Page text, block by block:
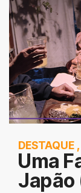
DESTAQUE ,
Uma
Japão